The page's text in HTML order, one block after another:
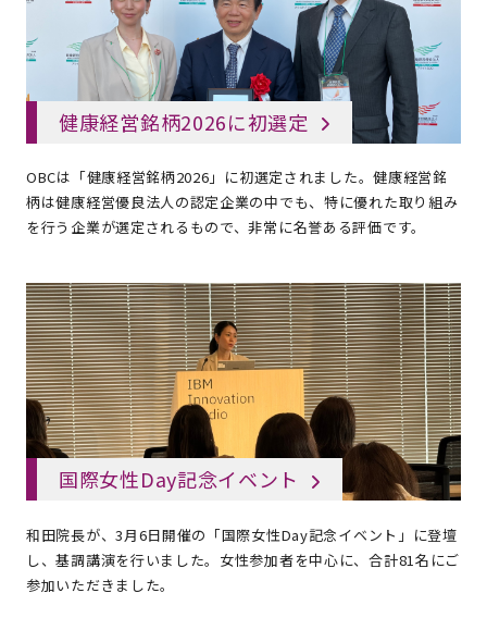
健康経営銘柄2026に初選定
OBCは「健康経営銘柄2026」に初選定されました。健康経営銘
柄は健康経営優良法人の認定企業の中でも、特に優れた取り組み
を行う企業が選定されるもので、非常に名誉ある評価です。
国際女性Day記念イベント
和田院長が、3月6日開催の「国際女性Day記念イベント」に登壇
し、基調講演を行いました。女性参加者を中心に、合計81名にご
参加いただきました。